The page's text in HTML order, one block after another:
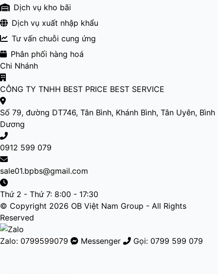
Dịch vụ kho bãi
Dịch vụ xuất nhập khẩu
Tư vấn chuỗi cung ứng
Phân phối hàng hoá
Chi Nhánh
CÔNG TY TNHH BEST PRICE BEST SERVICE
Số 79, đường DT746, Tân Bình, Khánh Bình, Tân Uyên, Bình
Dương
0912 599 079
sale01.bpbs@gmail.com
Thứ 2 - Thứ 7: 8:00 - 17:30
© Copyright 2026 OB Việt Nam Group - All Rights
Reserved
Zalo: 0799599079 Messenger Gọi: 0799 599 079